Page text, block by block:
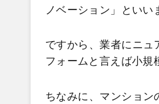
ノベーション」といい
ですから、業者にニュ
フォームと言えば小規
ちなみに、マンション